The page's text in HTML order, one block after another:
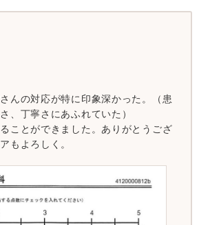
んの対応が特に印象深かった。（患
、丁寧さにあふれていた）
ことができました。ありがとうござ
もよろしく。